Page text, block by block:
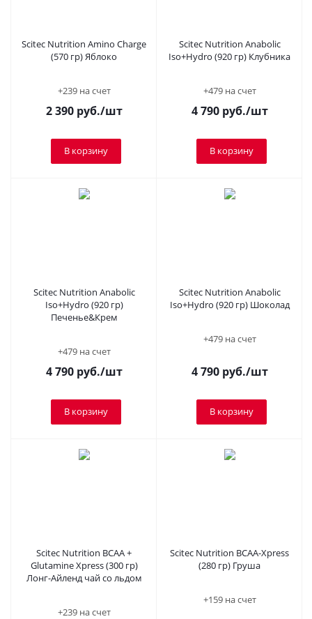
Scitec Nutrition Amino Charge
(570 гр) Яблоко
+239 на счет
2 390руб./шт
В корзину
Scitec Nutrition Anabolic
Iso+Hydro (920 гр) Клубника
+479 на счет
4 790руб./шт
В корзину
Scitec Nutrition Anabolic
Iso+Hydro (920 гр)
Печенье&Крем
+479 на счет
4 790руб./шт
В корзину
Scitec Nutrition Anabolic
Iso+Hydro (920 гр) Шоколад
+479 на счет
4 790руб./шт
В корзину
Scitec Nutrition BCAA +
Glutamine Xpress (300 гр)
Лонг-Айленд чай со льдом
+239 на счет
Scitec Nutrition BCAA-Xpress
(280 гр) Груша
+159 на счет